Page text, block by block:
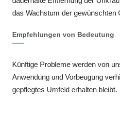
das Wachstum der gewünschten
Empfehlungen von Bedeutung
Künftige Probleme werden von
Anwendung und Vorbeugung
gepflegtes Umfeld erhalten bleibt.